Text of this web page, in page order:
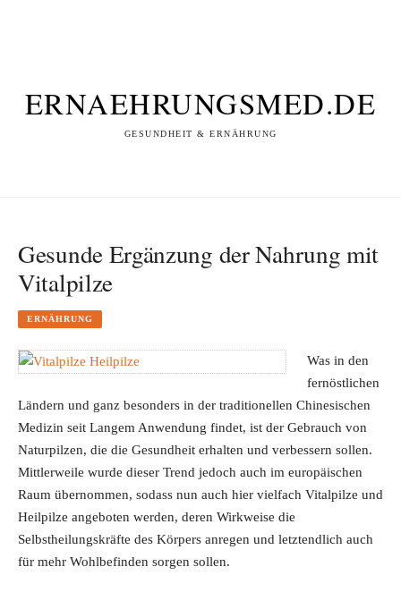
ERNAEHRUNGSMED.DE
GESUNDHEIT & ERNÄHRUNG
Gesunde Ergänzung der Nahrung mit
Vitalpilze
ERNÄHRUNG
Was in den
fernöstlichen
Ländern und ganz besonders in der traditionellen Chinesischen
Medizin seit Langem Anwendung findet, ist der Gebrauch von
Naturpilzen, die die Gesundheit erhalten und verbessern sollen.
Mittlerweile wurde dieser Trend jedoch auch im europäischen
Raum übernommen, sodass nun auch hier vielfach Vitalpilze und
Heilpilze angeboten werden, deren Wirkweise die
Selbstheilungskräfte des Körpers anregen und letztendlich auch
für mehr Wohlbefinden sorgen sollen.